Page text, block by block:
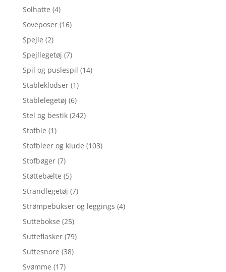
Solhatte (4)
Soveposer (16)
Spejle (2)
Spejllegetøj (7)
Spil og puslespil (14)
Stableklodser (1)
Stablelegetøj (6)
Stel og bestik (242)
Stofble (1)
Stofbleer og klude (103)
Stofbøger (7)
Støttebælte (5)
Strandlegetøj (7)
Strømpebukser og leggings (4)
Suttebokse (25)
Sutteflasker (79)
Suttesnore (38)
Svømme (17)